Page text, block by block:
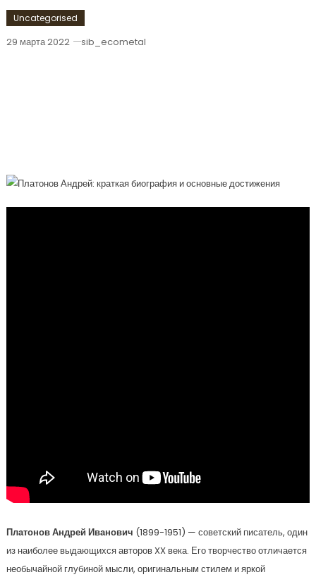
Uncategorised
29 марта 2022 sib_ecometal
Платонов Андрей Иванович (1899-1951) — советский писатель, один
из наиболее выдающихся авторов XX века. Его творчество отличается
необычайной глубиной мысли, оригинальным стилем и яркой